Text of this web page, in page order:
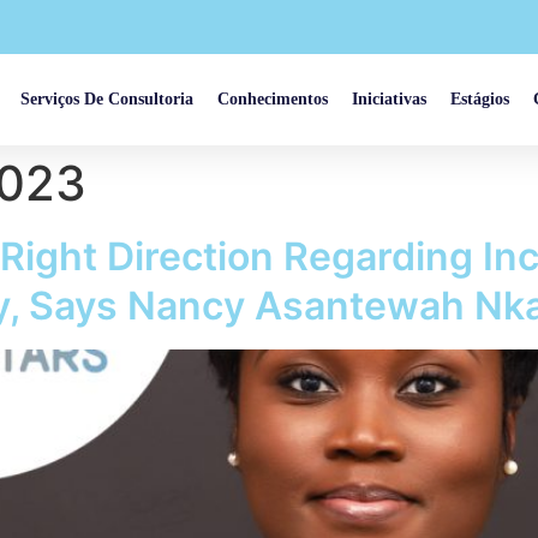
Serviços De Consultoria Conhecimentos Iniciativas Estágios
Direction Regarding
Says Nancy Asantewah